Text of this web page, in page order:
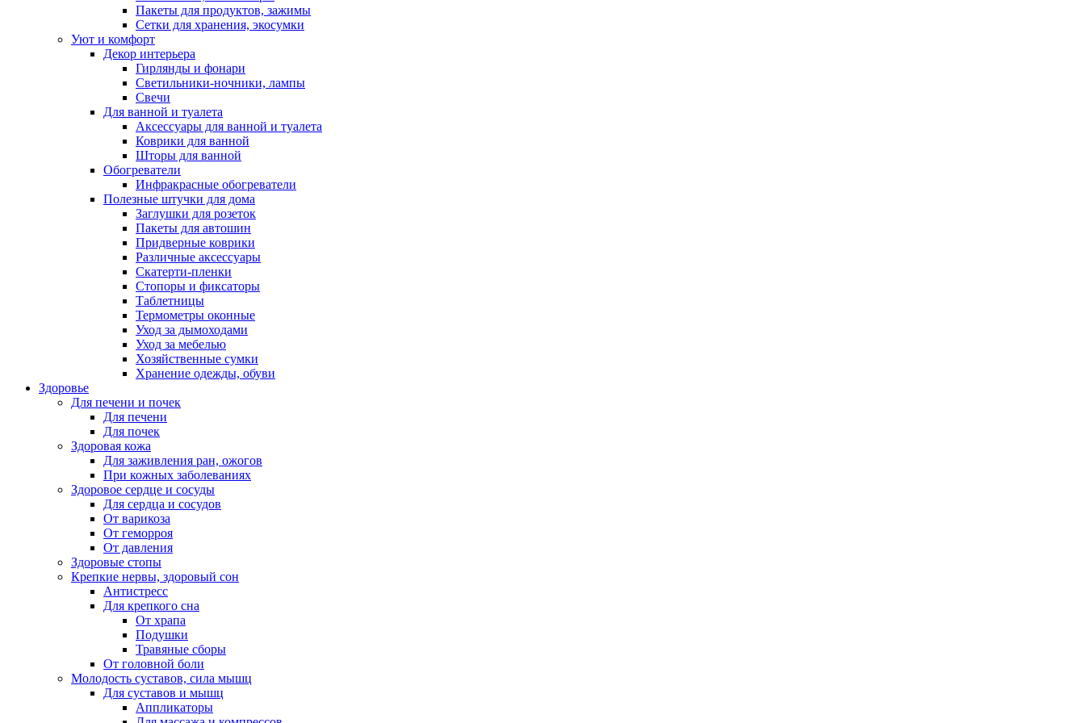
Пакеты для продуктов, зажимы
Сетки для хранения, экосумки
Уют и комфорт
Декор интерьера
Гирлянды и фонари
Светильники-ночники, лампы
Свечи
Для ванной и туалета
Аксессуары для ванной и туалета
Коврики для ванной
Шторы для ванной
Обогреватели
Инфракрасные обогреватели
Полезные штучки для дома
Заглушки для розеток
Пакеты для автошин
Придверные коврики
Различные аксессуары
Скатерти-пленки
Стопоры и фиксаторы
Таблетницы
Термометры оконные
Уход за дымоходами
Уход за мебелью
Хозяйственные сумки
Хранение одежды, обуви
Здоровье
Для печени и почек
Для печени
Для почек
Здоровая кожа
Для заживления ран, ожогов
При кожных заболеваниях
Здоровое сердце и сосуды
Для сердца и сосудов
От варикоза
От геморроя
От давления
Здоровые стопы
Крепкие нервы, здоровый сон
Антистресс
Для крепкого сна
От храпа
Подушки
Травяные сборы
От головной боли
Молодость суставов, сила мышц
Для суставов и мышц
Аппликаторы